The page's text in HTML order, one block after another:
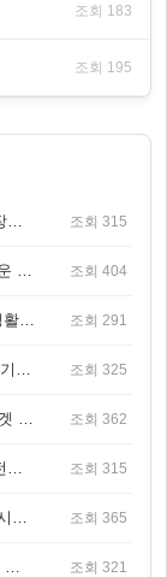
조회 183
조회 195
아머드 트레인 워페어 – 무장 열차를 지휘해 전장을 돌파하는 생존 전투 게임 조회 315
랑그릿사: 검의 바다 – 듀얼 영웅 편성과 자유로운 탐험을 결합한 판타지 전략 RPG 조회 404
블랙우드 – DVD 대여점 주인과 암살자의 이중생활을 그린 3인칭 액션 스릴러 게임 조회 291
렉크리에이션 2 – 차량 충돌과 지름길 경쟁을 즐기는 오픈월드 아케이드 레이싱 게임 조회 325
아키에이지 크로니클 – 원대륙을 개척하며 논타겟 전투를 즐기는 오픈월드 MMORPG 조회 362
다이노로드 – 인간과 공룡 군대를 이끄는 중세 전략 액션 RPG 조회 315
토탈워: 워해머 40,000 – 은하 정복과 대규모 실시간 전투가 결합된 전략 게임! 조회 365
셰이디 잡 – 살아 움직이는 가방을 운반하는 4인 협동 물리 어드벤처 게임 조회 321